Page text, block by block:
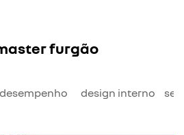
furgão
desempenho design interno